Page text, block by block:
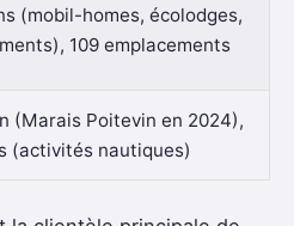
(mobil-homes, écolodges,
109 emplacements
(Marais Poitevin en 2024),
(activités nautiques)